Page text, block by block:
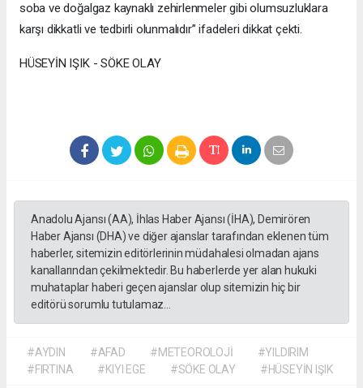
soba ve doğalgaz kaynaklı zehirlenmeler gibi olumsuzluklara
karşı dikkatli ve tedbirli olunmalıdır” ifadeleri dikkat çekti.
HÜSEYİN IŞIK - SÖKE OLAY
Anadolu Ajansı (AA), İhlas Haber Ajansı (İHA), Demirören
Haber Ajansı (DHA) ve diğer ajanslar tarafından eklenen tüm
haberler, sitemizin editörlerinin müdahalesi olmadan ajans
kanallarından çekilmektedir. Bu haberlerde yer alan hukuki
muhataplar haberi geçen ajanslar olup sitemizin hiç bir
editörü sorumlu tutulamaz...
#AYDIN #AFAD #METEOROLOJİ
#YILDIRIM
#FIRTINA
#KIYI EGE #SÖKE OLAY #HÜSEYİN IŞIK